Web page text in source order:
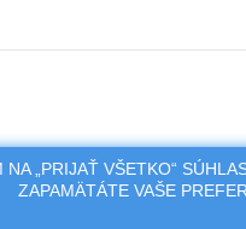
NA „PRIJAŤ VŠETKO“
ZAPAMÄTÁTE VAŠE